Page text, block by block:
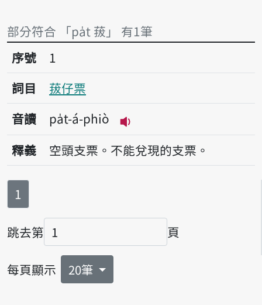
部分符合 「pa̍t 菝」 有1筆
序號1菝仔票
序號
1
詞目
菝仔票
音讀
pa̍t-á-phiò
播放音讀pa̍t-á-phiò
釋義 空頭支票。不能兌現的支票。
第
1
跳去第
頁碼
頁
每頁顯示 20筆